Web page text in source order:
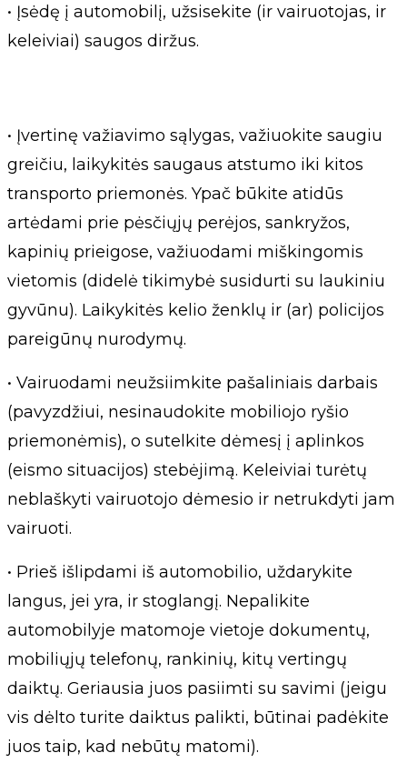
• Įsėdę į automobilį, užsisekite (ir vairuotojas, ir
keleiviai) saugos diržus.
• Įvertinę važiavimo sąlygas, važiuokite saugiu
greičiu, laikykitės saugaus atstumo iki kitos
transporto priemonės. Ypač būkite atidūs
artėdami prie pėsčiųjų perėjos, sankryžos,
kapinių prieigose, važiuodami miškingomis
vietomis (didelė tikimybė susidurti su laukiniu
gyvūnu). Laikykitės kelio ženklų ir (ar) policijos
pareigūnų nurodymų.
• Vairuodami neužsiimkite pašaliniais darbais
(pavyzdžiui, nesinaudokite mobiliojo ryšio
priemonėmis), o sutelkite dėmesį į aplinkos
(eismo situacijos) stebėjimą. Keleiviai turėtų
neblaškyti vairuotojo dėmesio ir netrukdyti jam
vairuoti.
• Prieš išlipdami iš automobilio, uždarykite
langus, jei yra, ir stoglangį. Nepalikite
automobilyje matomoje vietoje dokumentų,
mobiliųjų telefonų, rankinių, kitų vertingų
daiktų. Geriausia juos pasiimti su savimi (jeigu
vis dėlto turite daiktus palikti, būtinai padėkite
juos taip, kad nebūtų matomi).